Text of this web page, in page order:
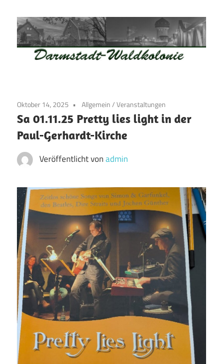
Inhalt
springen
Darmstadt
Altstadt
der
Weststadt
–
Darmstadt
Oktober 14, 2025 Allgemein/Veranstaltungen
Sa 01.11.25 Pretty lies light in der
Paul-Gerhardt-Kirche
Veröffentlicht vonadmin